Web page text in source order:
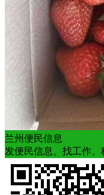
兰州便民信息
发便民信息、找工作、